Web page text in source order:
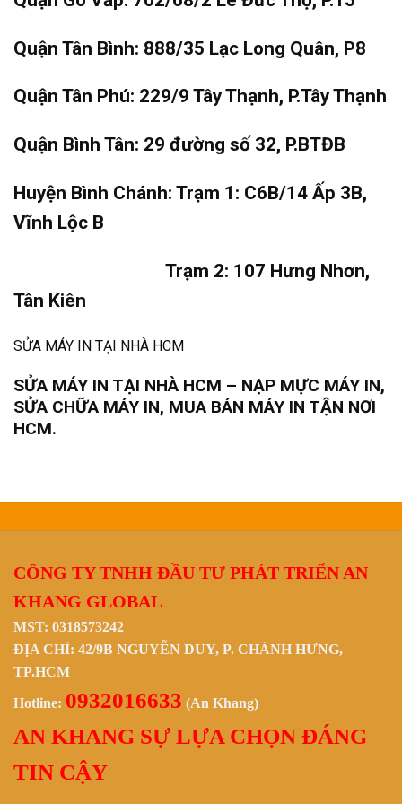
Quận Tân Bình: 888/35 Lạc Long Quân, P8
Quận Tân Phú: 229/9 Tây Thạnh, P.Tây Thạnh
Quận Bình Tân: 29 đường số 32, P.BTĐB
Huyện Bình Chánh: Trạm 1: C6B/14 Ấp 3B,
Vĩnh Lộc B
Trạm 2: 107 Hưng Nhơn,
Tân Kiên
SỬA MÁY IN TẠI NHÀ HCM
SỬA MÁY IN TẠI NHÀ HCM – NẠP MỰC MÁY IN,
SỬA CHỮA MÁY IN, MUA BÁN MÁY IN TẬN NƠI
HCM.
CÔNG TY TNHH ĐẦU TƯ PHÁT TRIỂN AN
KHANG GLOBAL
MST: 0318573242
ĐỊA CHỈ: 42/9B NGUYỄN DUY, P. CHÁNH HƯNG,
TP.HCM
Hotline: 0932016633 (An Khang)
AN KHANG SỰ LỰA CHỌN ĐÁNG
TIN CẬY